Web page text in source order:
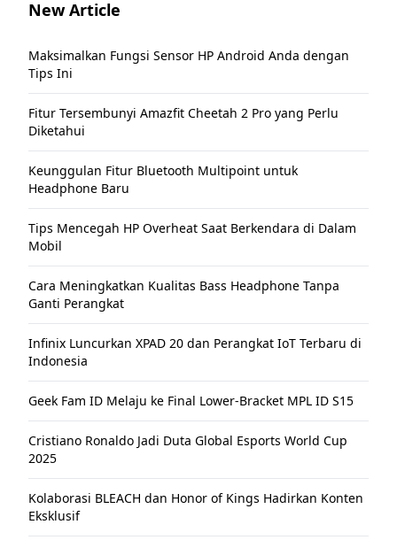
New Article
Maksimalkan Fungsi Sensor HP Android Anda dengan
Tips Ini
Fitur Tersembunyi Amazfit Cheetah 2 Pro yang Perlu
Diketahui
Keunggulan Fitur Bluetooth Multipoint untuk
Headphone Baru
Tips Mencegah HP Overheat Saat Berkendara di Dalam
Mobil
Cara Meningkatkan Kualitas Bass Headphone Tanpa
Ganti Perangkat
Infinix Luncurkan XPAD 20 dan Perangkat IoT Terbaru di
Indonesia
Geek Fam ID Melaju ke Final Lower-Bracket MPL ID S15
Cristiano Ronaldo Jadi Duta Global Esports World Cup
2025
Kolaborasi BLEACH dan Honor of Kings Hadirkan Konten
Eksklusif